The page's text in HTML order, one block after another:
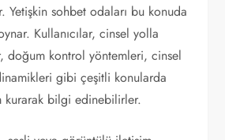
Yetişkin sohbet odaları bu konuda
Kullanıcılar, cinsel yolla
doğum kontrol yöntemleri, cinsel
gibi çeşitli konularda
kurarak bilgi edinebilirler.